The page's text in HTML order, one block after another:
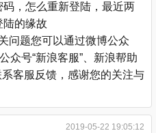
，怎么重新登陆，最近两
陆的缘故
问题您可以通过微博公众
众号“新浪客服”、新浪帮助
客服反馈，感谢您的关注与
2019-05-22 19:05:12